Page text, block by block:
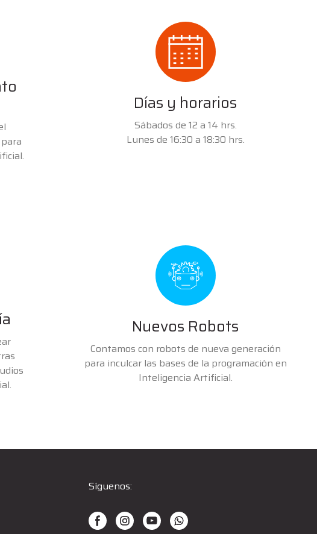
Días y horarios
Sábados de 12 a 14 hrs.
Lunes de 16:30 a 18:30 hrs.
Nuevos Robots
Contamos con robots de nueva generación
para inculcar las bases de la programación en
Inteligencia Artificial.
Síguenos: